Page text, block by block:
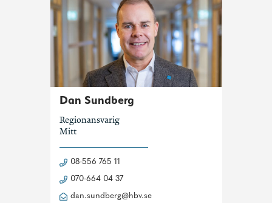
Dan Sundberg
Regionansvarig
Mitt
08-556 765 11
070-664 04 37
dan.sundberg@hbv.se